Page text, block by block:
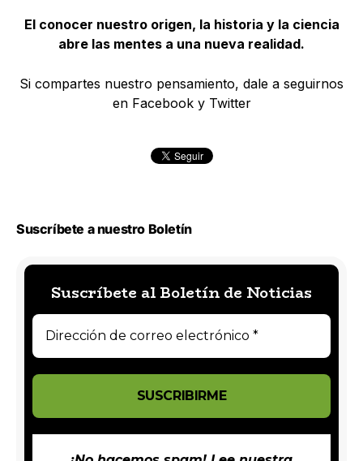
El conocer nuestro origen, la historia y la ciencia
abre las mentes a una nueva realidad.
Si compartes nuestro pensamiento, dale a seguirnos
en Facebook y Twitter
Suscríbete a nuestro Boletín
Suscríbete al Boletín de Noticias